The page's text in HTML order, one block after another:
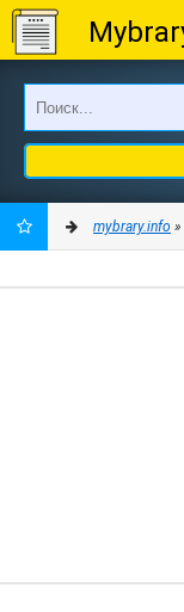
mybrary.info »